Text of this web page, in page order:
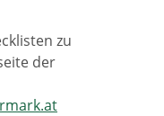
zu
der